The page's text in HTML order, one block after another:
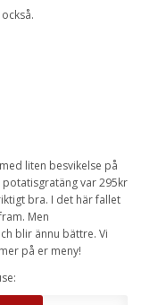
liten besvikelse på
var 295kr
bra. I det här fallet
Men
blir ännu bättre. Vi
på er meny!